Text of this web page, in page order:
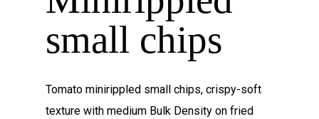
small chips
Tomato minirippled small chips, crispy-soft
texture with medium Bulk Density on fried